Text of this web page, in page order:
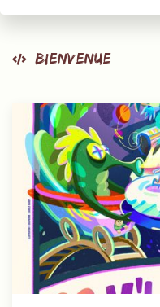
Bienvenue